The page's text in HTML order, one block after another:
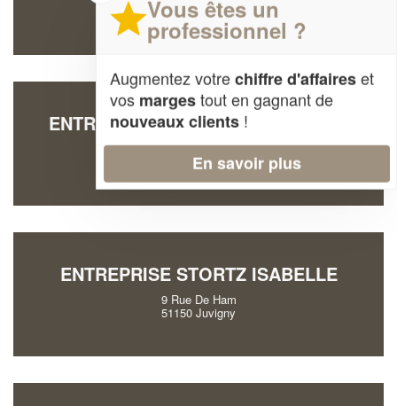
51530 Chavot-Courcourt
ENTREPRISE LEQUEUX STEPHANE
28 Gde Rue
51300 Outrepont
ENTREPRISE STORTZ ISABELLE
9 Rue De Ham
51150 Juvigny
Vous êtes un
professionnel ?
Augmentez votrechiffre d'affaireset
vos margestout en gagnant de
nouveaux clients !
En savoir plus